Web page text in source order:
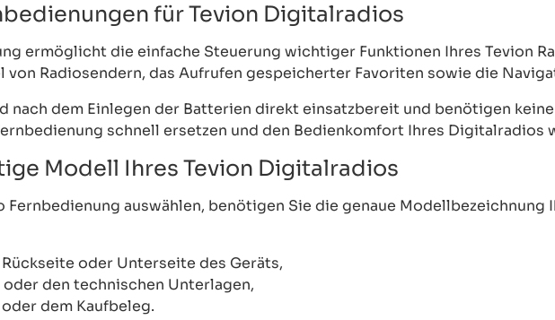
für Tevion Digitalradios
ermöglicht die einfache Steuerung wichtiger Funktionen Ihres Tevion
von Radiosendern, das Aufrufen gespeicherter Favoriten sowie die
nach dem Einlegen der Batterien direkt einsatzbereit und benötigen
schnell ersetzen und den Bedienkomfort Ihres Digitalradios
Modell Ihres Tevion Digitalradios
Fernbedienung auswählen, benötigen Sie die genaue
oder Unterseite des Geräts,
den technischen Unterlagen,
dem Kaufbeleg.